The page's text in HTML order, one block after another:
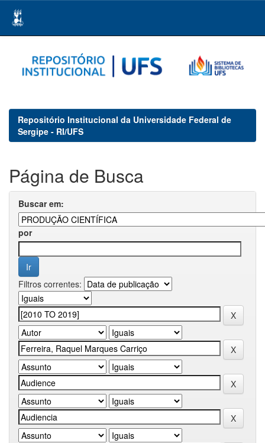
navigation
Repositório Institucional da Universidade Federal de
Sergipe - RI/UFS
Página de Busca
Buscar em:
por
Filtros correntes: